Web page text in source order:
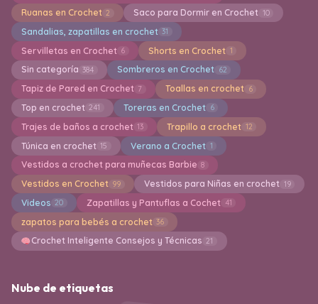
Ruanas en Crochet 2 Saco para Dormir en Crochet 10
Sandalias, zapatillas en crochet 31
Servilletas en Crochet 6 Shorts en Crochet 1
Sin categoría 384 Sombreros en Crochet 62
Tapiz de Pared en Crochet 7 Toallas en crochet 6
Top en crochet 241 Toreras en Crochet 6
Trajes de baños a crochet 13 Trapillo a crochet 12
Túnica en crochet 15 Verano a Crochet 1
Vestidos a crochet para muñecas Barbie 8
Vestidos en Crochet 99 Vestidos para Niñas en crochet 19
Videos 20 Zapatillas y Pantuflas a Cochet 41
zapatos para bebés a crochet 36
Crochet Inteligente Consejos y Técnicas 21
Nube de etiquetas